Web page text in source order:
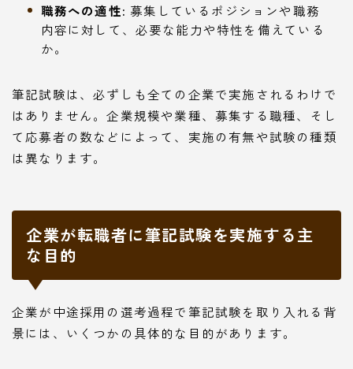
職務への適性: 募集しているポジションや職務
内容に対して、必要な能力や特性を備えている
か。
筆記試験は、必ずしも全ての企業で実施されるわけで
はありません。企業規模や業種、募集する職種、そし
て応募者の数などによって、実施の有無や試験の種類
は異なります。
企業が転職者に筆記試験を実施する主
な目的
企業が中途採用の選考過程で筆記試験を取り入れる背
景には、いくつかの具体的な目的があります。